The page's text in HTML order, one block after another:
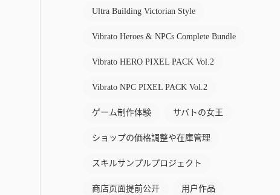
Ultra Building Victorian Style
Vibrato Heroes & NPCs Complete Bundle
Vibrato HERO PIXEL PACK Vol.2
Vibrato NPC PIXEL PACK Vol.2
ゲーム制作体験 サバトの女王
ショップの価格調整や在庫管理
スキルサンプルプロジェクト
商店页面提前公开 用户作品